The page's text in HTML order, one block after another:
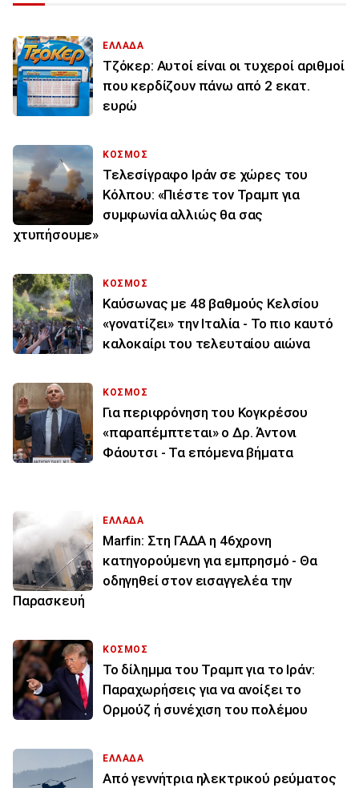
ΕΛΛΑΔΑ
Τζόκερ: Αυτοί είναι οι τυχεροί αριθμοί
που κερδίζουν πάνω από 2 εκατ.
ευρώ
ΚΟΣΜΟΣ
Τελεσίγραφο Ιράν σε χώρες του
Κόλπου: «Πιέστε τον Τραμπ για
συμφωνία αλλιώς θα σας
χτυπήσουμε»
ΚΟΣΜΟΣ
Καύσωνας με 48 βαθμούς Κελσίου
«γονατίζει» την Ιταλία - Το πιο καυτό
καλοκαίρι του τελευταίου αιώνα
ΚΟΣΜΟΣ
Για περιφρόνηση του Κογκρέσου
«παραπέμπτεται» ο Δρ. Άντονι
Φάουτσι - Τα επόμενα βήματα
ΕΛΛΑΔΑ
Marfin: Στη ΓΑΔΑ η 46χρονη
κατηγορούμενη για εμπρησμό - Θα
οδηγηθεί στον εισαγγελέα την
Παρασκευή
ΚΟΣΜΟΣ
Το δίλημμα του Τραμπ για το Ιράν:
Παραχωρήσεις για να ανοίξει το
Ορμούζ ή συνέχιση του πολέμου
ΕΛΛΑΔΑ
Από γεννήτρια ηλεκτρικού ρεύματος